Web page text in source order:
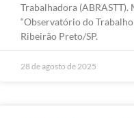
Trabalhadora
“Observatório do Trabalho
Ribeirão Preto/SP.
28 de agosto de 2025